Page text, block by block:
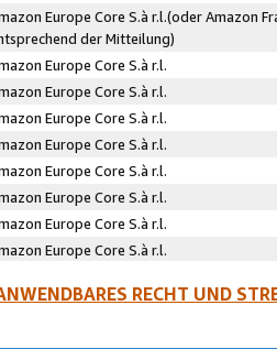
Europe Core S.à r.l.(oder Amazon
der Mitteilung)
Europe Core S.à r.l.
Europe Core S.à r.l.
Europe Core S.à r.l.
Europe Core S.à r.l.
Europe Core S.à r.l.
Europe Core S.à r.l.
Europe Core S.à r.l.
Europe Core S.à r.l.
RECHT UND